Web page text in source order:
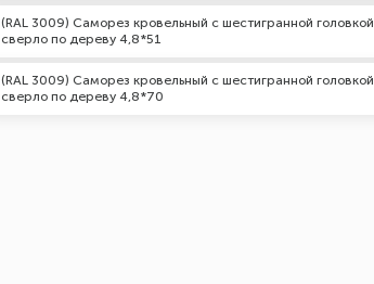
(RAL 3009) Саморез кровельный с шестигранной головкой
сверло по дереву 4,8*51
(RAL 3009) Саморез кровельный с шестигранной головкой
сверло по дереву 4,8*70